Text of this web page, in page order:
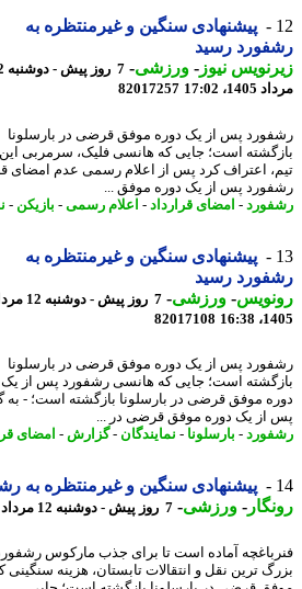
پیشنهادی سنگین و غیرمنتظره به
رسید
نیوز-ورزشی-
7 روز پیش - دوشنبه 12
17:02
82017257
پس از یک دوره موفق قرضی در بارسلونا
است؛ جایی که هانسی فلیک، سرمربی این
اعتراف کرد پس از اعلام رسمی عدم امضای
پس از یک دوره موفق ...
-امضای قرارداد -اعلام رسمی-بازیکن -
پیشنهادی سنگین و غیرمنتظره به
رسید
-ورزشی-
7 روز پیش - دوشنبه 12 مرداد
82017108
پس از یک دوره موفق قرضی در بارسلونا
است؛ جایی که هانسی رشفورد پس از یک
موفق قرضی در بارسلونا بازگشته است؛ - به
یک دوره موفق قرضی در ...
-بارسلونا-نمایندگان-گزارش -امضای قرارداد
پیشنهادی سنگین و غیرمنتظره به
-ورزشی-7 روز پیش - دوشنبه 12 مرداد 1405، 16:37
آماده است تا برای جذب مارکوس رشفورد به
ترین نقل و انتقالات تابستان، هزینه سنگینی